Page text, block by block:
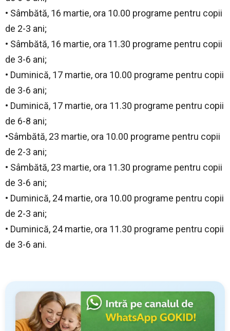
• Sâmbătă, 16 martie, ora 10.00 programe pentru copii
de 2-3 ani;
• Sâmbătă, 16 martie, ora 11.30 programe pentru copii
de 3-6 ani;
• Duminică, 17 martie, ora 10.00 programe pentru copii
de 3-6 ani;
• Duminică, 17 martie, ora 11.30 programe pentru copii
de 6-8 ani;
•Sâmbătă, 23 martie, ora 10.00 programe pentru copii
de 2-3 ani;
• Sâmbătă, 23 martie, ora 11.30 programe pentru copii
de 3-6 ani;
• Duminică, 24 martie, ora 10.00 programe pentru copii
de 2-3 ani;
• Duminică, 24 martie, ora 11.30 programe pentru copii
de 3-6 ani.